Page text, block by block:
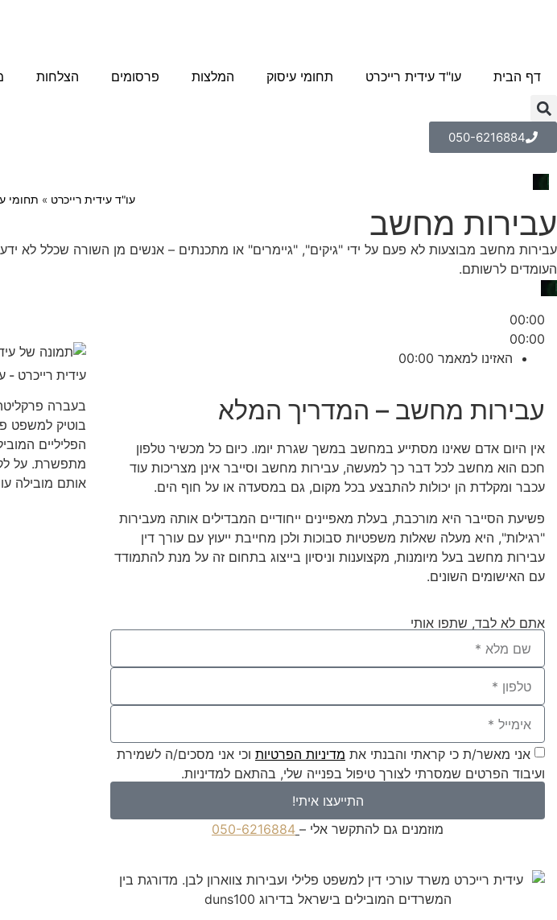
דף הבית עו"ד עידית רייכרט תחומי עיסוק המלצות פרסומים הצלחות
050-6216884
עו"ד עידית רייכרט » תחומי
עבירות מחשב
עבירות מחשב מבוצעות לא פעם על ידי "גיקים", "גיימרים" או מתכנתים – אנשים מן השורה שכלל לא
העומדים לרשותם.
00:00
00:00
האזינו למאמר 00:00
עבירות מחשב – המדריך המלא
אין היום אדם שאינו מסתייע במחשב במשך שגרת יומו. כיום כל מכשיר טלפון
חכם הוא מחשב לכל דבר כך למעשה, עבירות מחשב וסייבר אינן מצריכות עוד
עכבר ומקלדת הן יכולות להתבצע בכל מקום, גם במסעדה או על חוף הים.
פשיעת הסייבר היא מורכבת, בעלת מאפיינים ייחודיים המבדילים אותה מעבירות
"רגילות", היא מעלה שאלות משפטיות סבוכות ולכן מחייבת ייעוץ עם עורך דין
עבירות מחשב בעל מיומנות, מקצוענות וניסיון בייצוג בתחום זה על מנת להתמודד
עם האישומים השונים.
אתם לא לבד, שתפו אותי ​
אני מאשר/ת כי קראתי והבנתי את מדיניות הפרטיות וכי אני מסכים/ה לשמירת
ועיבוד הפרטים שמסרתי לצורך טיפול בפנייה שלי, בהתאם למדיניות.
התייעצו איתי!
מוזמנים גם להתקשר אלי – 050-6216884
עידית רייכרט -
בוטיק למשפט
הפליליים
מתפשרת. על
אותם מובילה